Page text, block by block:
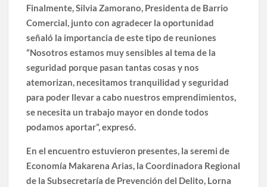
Finalmente, Silvia Zamorano, Presidenta de Barrio
Comercial, junto con agradecer la oportunidad
señaló la importancia de este tipo de reuniones
“Nosotros estamos muy sensibles al tema de la
seguridad porque pasan tantas cosas y nos
atemorizan, necesitamos tranquilidad y seguridad
para poder llevar a cabo nuestros emprendimientos,
se necesita un trabajo mayor en donde todos
podamos aportar”, expresó.
En el encuentro estuvieron presentes, la seremi de
Economía Makarena Arias, la Coordinadora Regional
de la Subsecretaría de Prevención del Delito, Lorna